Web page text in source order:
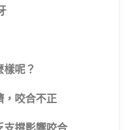
呢？
，咬合不正